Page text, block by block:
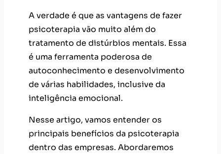
A verdade é que as vantagens de fazer
psicoterapia vão muito além do
tratamento de distúrbios mentais. Essa
é uma ferramenta poderosa de
autoconhecimento e desenvolvimento
de várias habilidades, inclusive da
inteligência emocional.
Nesse artigo, vamos entender os
principais benefícios da psicoterapia
dentro das empresas. Abordaremos